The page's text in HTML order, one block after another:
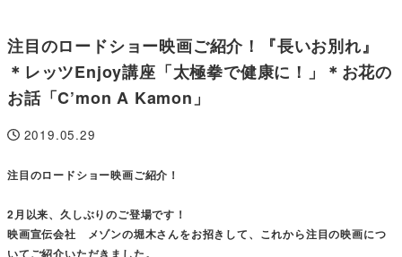
注目のロードショー映画ご紹介！『長いお別れ』
＊レッツEnjoy講座「太極拳で健康に！」＊お花の
お話「C’mon A Kamon」
投稿日
2019.05.29
注目のロードショー映画ご紹介！
2月以来、久しぶりのご登場です！
映画宣伝会社 メゾンの堀木さんをお招きして、これから注目の映画につ
いてご紹介いただきました。